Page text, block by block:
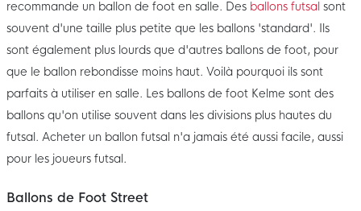
recommande un ballon de foot en salle. Des ballons futsal sont
souvent d'une taille plus petite que les ballons 'standard'. Ils
sont également plus lourds que d'autres ballons de foot, pour
que le ballon rebondisse moins haut. Voilà pourquoi ils sont
parfaits à utiliser en salle. Les ballons de foot Kelme sont des
ballons qu'on utilise souvent dans les divisions plus hautes du
futsal. Acheter un ballon futsal n'a jamais été aussi facile, aussi
pour les joueurs futsal.
Ballons de Foot Street